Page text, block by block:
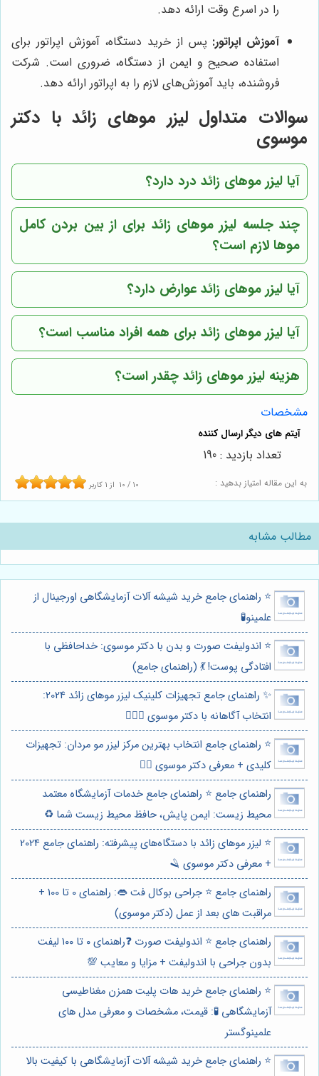
را در اسرع وقت ارائه دهد.
آموزش اپراتور: پس از خرید دستگاه، آموزش اپراتور برای
استفاده صحیح و ایمن از دستگاه، ضروری است. شرکت
فروشنده، باید آموزش‌های لازم را به اپراتور ارائه دهد.
سوالات متداول لیزر موهای زائد با دکتر
موسوی
آیا لیزر موهای زائد درد دارد؟
چند جلسه لیزر موهای زائد برای از بین بردن کامل
موها لازم است؟
آیا لیزر موهای زائد عوارض دارد؟
آیا لیزر موهای زائد برای همه افراد مناسب است؟
هزینه لیزر موهای زائد چقدر است؟
مشخصات
به این مقاله امتیاز بدهید : 10 / 10 از 1 کاربر
تعداد بازدید : 190
مطالب مشابه
⭐️ راهنمای جامع خرید شیشه آلات آزمایشگاهی اورجینال از
علمینو🧪
⭐️ اندولیفت صورت و بدن با دکتر موسوی: خداحافظی با
افتادگی پوست! 💃 (راهنمای جامع)
✨ راهنمای جامع تجهیزات کلینیک لیزر موهای زائد 2024:
انتخاب آگاهانه با دکتر موسوی 👩🏻‍⚕️
⭐️ راهنمای جامع انتخاب بهترین مرکز لیزر مو مردان: تجهیزات
کلیدی + معرفی دکتر موسوی 👨‍⚕️
راهنمای جامع ⭐️ راهنمای جامع خدمات آزمایشگاه معتمد
محیط زیست: ایمن پایش، حافظ محیط زیست شما ♻️
⭐️ لیزر موهای زائد با دستگاه‌های پیشرفته: راهنمای جامع 2024
+ معرفی دکتر موسوی 🪒
راهنمای جامع ⭐️ جراحی بوکال فت 👄: راهنمای 0 تا 100 +
مراقبت های بعد از عمل (دکتر موسوی)
راهنمای جامع ⭐️ اندولیفت صورت ❓راهنمای ۰ تا ۱۰۰ لیفت
بدون جراحی با اندولیفت + مزایا و معایب 💯
⭐️ راهنمای جامع خرید هات پلیت همزن مغناطیسی
آزمایشگاهی 🧪: قیمت، مشخصات و معرفی مدل های
علمینوگستر
⭐️ راهنمای جامع خرید شیشه آلات آزمایشگاهی با کیفیت بالا